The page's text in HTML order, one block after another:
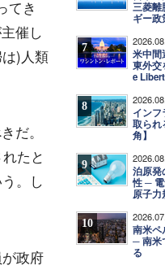
てき
催し
)人類
だ。
たと
。し
政府
三菱離
ギー政
7
米中間
東外交
e
8
イン
取られ
角】
9
泊原発
性 ─
原子力
10
南米ペ
─ 南米
る